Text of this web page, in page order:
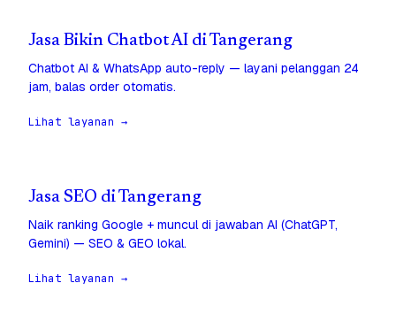
Jasa Bikin Chatbot AI di Tangerang
Chatbot AI & WhatsApp auto-reply — layani pelanggan 24
jam, balas order otomatis.
Lihat layanan →
Jasa SEO di Tangerang
Naik ranking Google + muncul di jawaban AI (ChatGPT,
Gemini) — SEO & GEO lokal.
Lihat layanan →